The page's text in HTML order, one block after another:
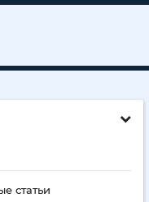
статьи